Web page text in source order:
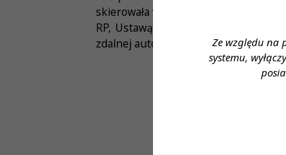
Ze względu na
systemu,
skierowała wniosek do Trybunału
RP, Ustawą o diagnostyce
zdalnej autoryzacji wyników badań